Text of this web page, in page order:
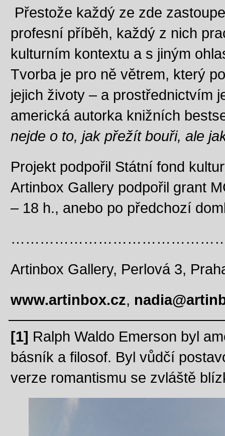
Přestože každý ze zde
profesní příběh, každý z nich
kulturním kontextu a s jiným
Tvorba je pro ně větrem, který
jejich životy – a prostřednictvím
americká autorka knižních
nejde o to, jak přežít bouři, ale
Projekt podpořil Státní fond
Artinbox Gallery podpořil grant
– 18 h., anebo po předchozí
Artinbox Gallery, Perlová 3,
www.artinbox.cz,
[1] Ralph Waldo Emerson byl
básník a filosof. Byl vůdčí
verze romantismu se zvláště